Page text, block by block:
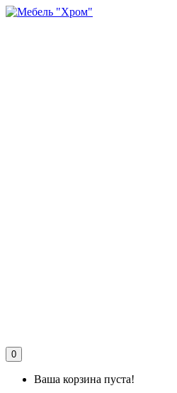
0
Ваша корзина пуста!